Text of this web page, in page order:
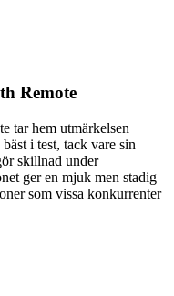
Remote
tar hem utmärkelsen
i test, tack vare sin
skillnad under
ger en mjuk men stadig
som vissa konkurrenter